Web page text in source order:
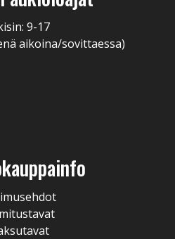
9-17
aikoina/sovittaessa)